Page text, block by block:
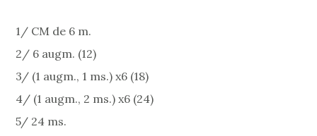
1/ CM de 6 m.
2/ 6 augm. (12)
3/ (1 augm., 1 ms.) x6 (18)
4/ (1 augm., 2 ms.) x6 (24)
5/ 24 ms.